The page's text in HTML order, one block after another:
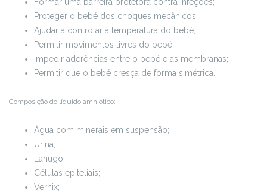
Proteger o bebé dos choques mecânicos;
Ajudar a controlar a temperatura do bebé;
Permitir movimentos livres do bebé;
Impedir aderências entre o bebé e as membranas;
Permitir que o bebé cresça de forma simétrica.
Composição do líquido amniótico:
Água com minerais em suspensão;
Urina;
Lanugo;
Células epiteliais;
Vernix;